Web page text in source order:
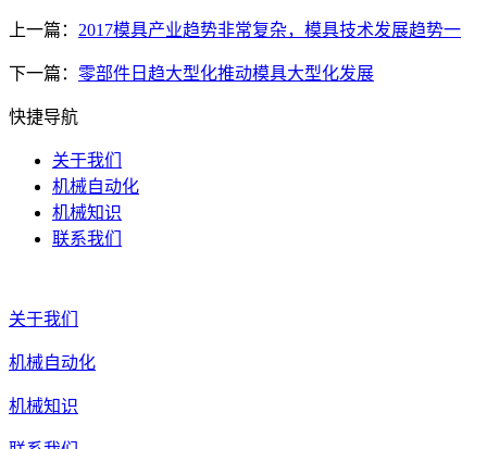
上一篇： 2017模具产业趋势非常复杂，模具技术发展趋势一
下一篇： 零部件日趋大型化推动模具大型化发展
快捷导航
关于我们
机械自动化
机械知识
联系我们
关于我们
机械自动化
机械知识